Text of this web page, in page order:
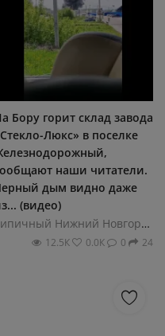
Бору горит склад завода
Люкс» в поселке
наши читатели.
дым видно даже
(видео)
Типичный Нижний Новгород
12.5К 0.0К 0 24